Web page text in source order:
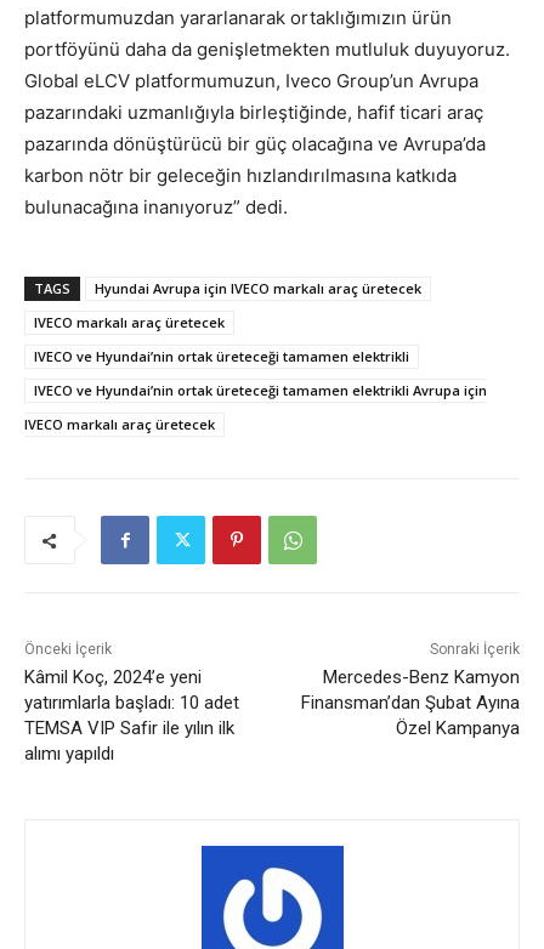
platformumuzdan yararlanarak ortaklığımızın ürün
portföyünü daha da genişletmekten mutluluk duyuyoruz.
Global eLCV platformumuzun, Iveco Group’un Avrupa
pazarındaki uzmanlığıyla birleştiğinde, hafif ticari araç
pazarında dönüştürücü bir güç olacağına ve Avrupa’da
karbon nötr bir geleceğin hızlandırılmasına katkıda
bulunacağına inanıyoruz” dedi.
TAGS
Hyundai Avrupa için IVECO markalı araç üretecek
IVECO markalı araç üretecek
IVECO ve Hyundai’nin ortak üreteceği tamamen elektrikli
IVECO ve Hyundai’nin ortak üreteceği tamamen elektrikli Avrupa için
IVECO markalı araç üretecek
Önceki İçerik
Kâmil Koç, 2024’e yeni
yatırımlarla başladı: 10 adet
TEMSA VIP Safir ile yılın ilk
alımı yapıldı
Sonraki İçerik
Mercedes-Benz Kamyon
Finansman’dan Şubat Ayına
Özel Kampanya